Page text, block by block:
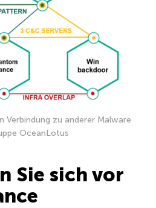
Verbindung zu anderer Malware
OceanLotus
Sie sich vor